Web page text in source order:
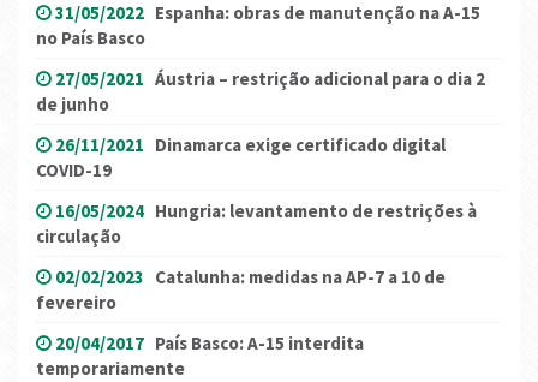
31/05/2022 Espanha: obras de manutenção na A-15
no País Basco
27/05/2021 Áustria – restrição adicional para o dia 2
de junho
26/11/2021 Dinamarca exige certificado digital
COVID-19
16/05/2024 Hungria: levantamento de restrições à
circulação
02/02/2023 Catalunha: medidas na AP-7 a 10 de
fevereiro
20/04/2017 País Basco: A-15 interdita
temporariamente